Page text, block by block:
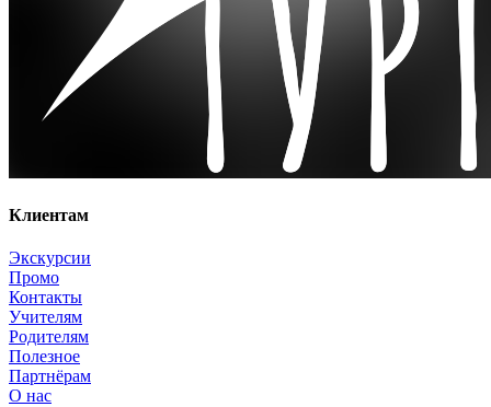
Клиентам
Экскурсии
Промо
Контакты
Учителям
Родителям
Полезное
Партнёрам
О нас